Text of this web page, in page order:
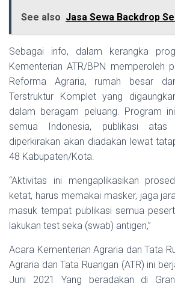
See also Jasa Sewa Backdrop
Sebagai info, dalam kerangka
Kementerian ATR/BPN memperoleh
Reforma Agraria, rumah besar
Terstruktur Komplet yang
dalam beragam peluang. Program
semua Indonesia, publikasi
diperkirakan akan diadakan lewat
48 Kabupaten/Kota.
“Aktivitas ini mengaplikasikan
ketat, harus memakai masker, jaga
masuk tempat publikasi semua
lakukan test seka (swab) antigen,”
Acara Kementerian Agraria dan Tata
Agraria dan Tata Ruangan (ATR) ini
Juni 2021 Yang beradakan di